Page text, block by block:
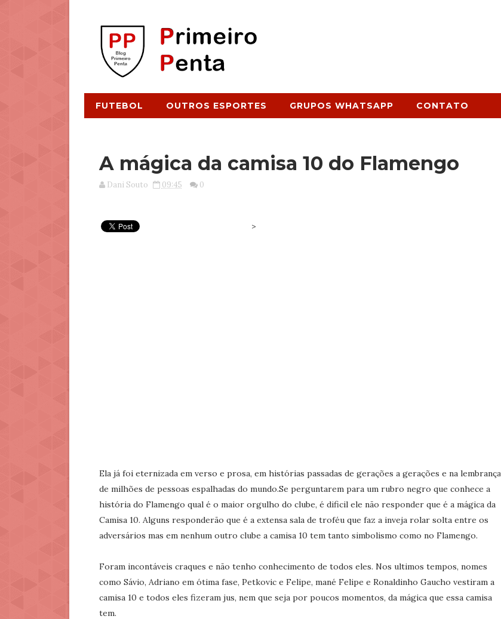
FUTEBOL OUTROS ESPORTES GRUPOS WHATSAPP CONTATO
A mágica da camisa 10 do Flamengo
Dani Souto 09:45 0
>
Ela já foi eternizada em verso e prosa, em histórias passadas de gerações a gerações e na lembrança
de milhões de pessoas espalhadas do mundo.Se perguntarem para um rubro negro que conhece a
história do Flamengo qual é o maior orgulho do clube, é dificil ele não responder que é a mágica da
Camisa 10. Alguns responderão que é a extensa sala de troféu que faz a inveja rolar solta entre os
adversários mas em nenhum outro clube a camisa 10 tem tanto simbolismo como no Flamengo.
Foram incontáveis craques e não tenho conhecimento de todos eles. Nos ultimos tempos, nomes
como Sávio, Adriano em ótima fase, Petkovic e Felipe, mané Felipe e Ronaldinho Gaucho vestiram a
camisa 10 e todos eles fizeram jus, nem que seja por poucos momentos, da mágica que essa camisa
tem.